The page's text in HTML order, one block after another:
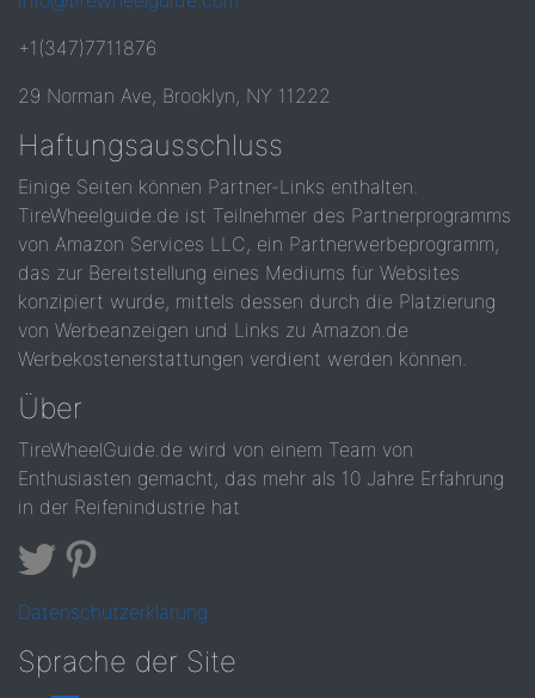
+1(347)7711876
29 Norman Ave, Brooklyn, NY 11222
Haftungsausschluss
Einige Seiten können Partner-Links enthalten.
TireWheelguide.de ist Teilnehmer des Partnerprogramms
von Amazon Services LLC, ein Partnerwerbeprogramm,
das zur Bereitstellung eines Mediums für Websites
konzipiert wurde, mittels dessen durch die Platzierung
von Werbeanzeigen und Links zu Amazon.de
Werbekostenerstattungen verdient werden können.
Über
TireWheelGuide.de wird von einem Team von
Enthusiasten gemacht, das mehr als 10 Jahre Erfahrung
in der Reifenindustrie hat
Datenschutzerklärung
Sprache der Site